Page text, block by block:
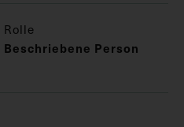
Rolle
Beschriebene Person